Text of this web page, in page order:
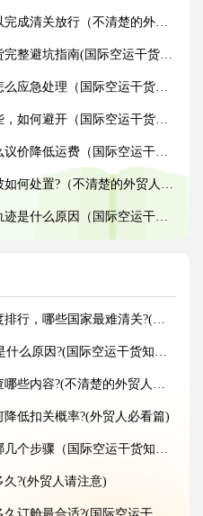
放行（不清楚的外贸人看过来）
坑指南(国际空运干货知识分享)
处理（国际空运干货知识分享）
避开（国际空运干货知识分享）
运费（国际空运干货知识分享）
置?（不清楚的外贸人看过来）
原因（国际空运干货知识分享）
家最难清关?(国际快递干货知识分享)
原因?(国际空运干货知识分享)
内容?(不清楚的外贸人看过来)
低扣关概率?(外贸人必看篇)
骤（国际空运干货知识分享）
?(外贸人请注意)